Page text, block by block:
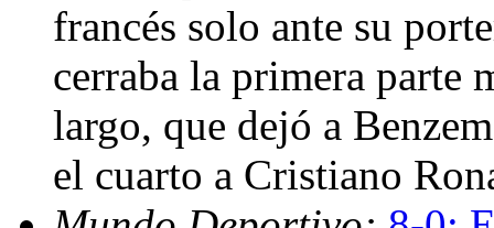
francés solo ante su
cerraba la primera parte
largo, que dejó a
el cuarto a Cristiano